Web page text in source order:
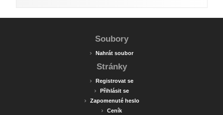
Soubory
› Nahrát soubor
Stránky
› Registrovat se
› Přihlásit se
› Zapomenuté heslo
› Ceník